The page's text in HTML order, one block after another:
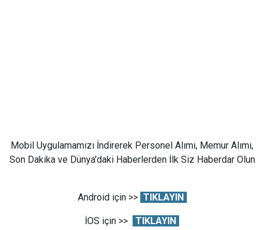
Mobil Uygulamamızı İndirerek Personel Alımı, Memur Alımı,
Son Dakika ve Dünya'daki Haberlerden İlk Siz Haberdar Olun
Android için >> TIKLAYIN
İOS için >> TIKLAYIN